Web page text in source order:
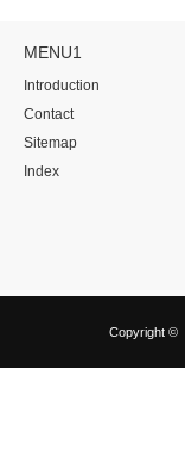
MENU1
Introduction
Contact
Sitemap
Index
Copyright ©